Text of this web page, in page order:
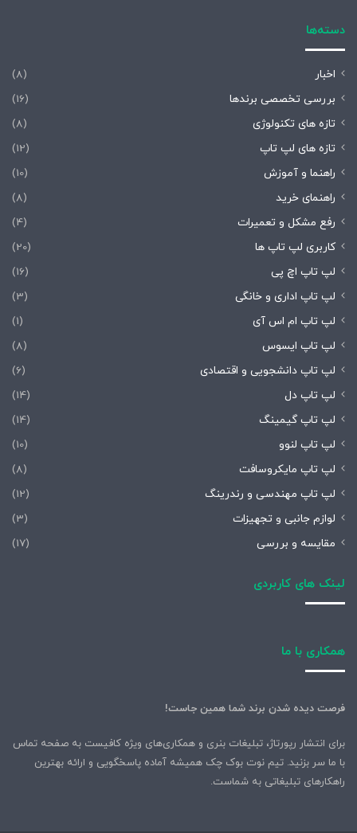
دسته‌ها
اخبار
(8)
بررسی تخصصی برندها
(16)
تازه های تکنولوژی
(8)
تازه های لپ تاپ
(12)
راهنما و آموزش
(10)
راهنمای خرید
(8)
رفع مشکل و تعمیرات
(4)
کاربری لپ تاپ ها
(20)
لپ تاپ اچ پی
(16)
لپ تاپ اداری و خانگی
(3)
لپ تاپ ام اس آی
(1)
لپ تاپ ایسوس
(8)
لپ تاپ دانشجویی و اقتصادی
(6)
لپ تاپ دل
(14)
لپ تاپ گیمینگ
(14)
لپ تاپ لنوو
(10)
لپ تاپ مایکروسافت
(8)
لپ تاپ مهندسی و رندرینگ
(12)
لوازم جانبی و تجهیزات
(3)
مقایسه و بررسی
(17)
لینک های کاربردی
همکاری با ما
فرصت دیده شدن برند شما همین جاست!
برای انتشار رپورتاژ، تبلیغات بنری و همکاری‌های ویژه کافیست به صفحه تماس
با ما سر بزنید. تیم نوت بوک چک همیشه آماده پاسخگویی و ارائه بهترین
راهکارهای تبلیغاتی به شماست.